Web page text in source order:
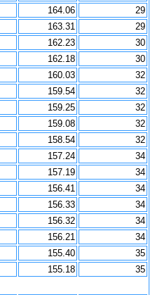
164.06
29
163.31
29
162.23
30
162.18
30
160.03
32
159.54
32
159.25
32
159.08
32
158.54
32
157.24
34
157.19
34
156.41
34
156.33
34
156.32
34
156.21
34
155.40
35
155.18
35